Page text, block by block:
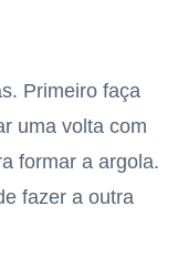
Primeiro faça
uma volta com
formar a argola.
fazer a outra